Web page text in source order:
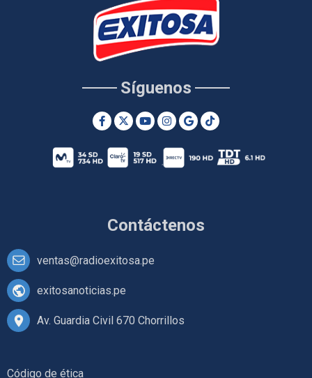
Contáctenos
ventas@radioexitosa.pe
exitosanoticias.pe
Av. Guardia Civil 670 Chorrillos
Síguenos
Código de ética